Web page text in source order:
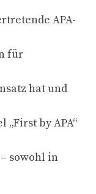
APA-
für
hat und
by APA“
sowohl in